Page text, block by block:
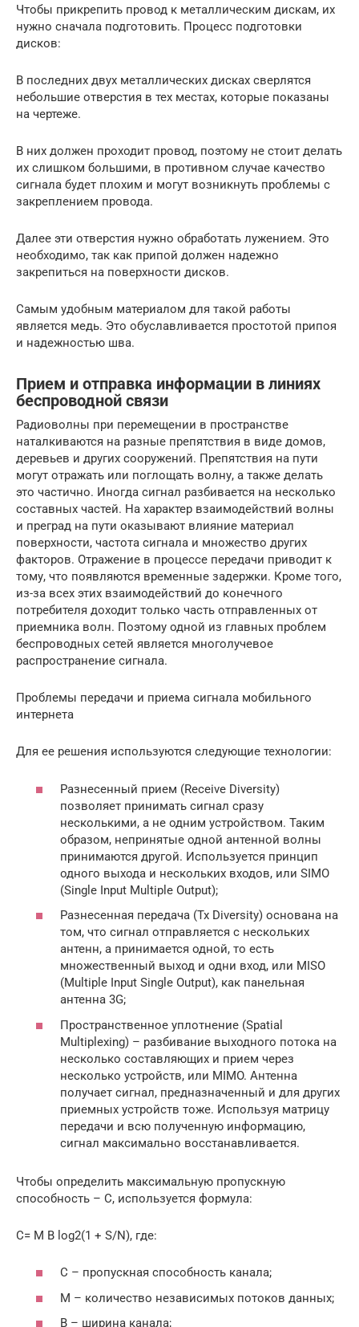
Чтобы прикрепить провод к металлическим дискам, их
нужно сначала подготовить. Процесс подготовки
дисков:
В последних двух металлических дисках сверлятся
небольшие отверстия в тех местах, которые показаны
на чертеже.
В них должен проходит провод, поэтому не стоит делать
их слишком большими, в противном случае качество
сигнала будет плохим и могут возникнуть проблемы с
закреплением провода.
Далее эти отверстия нужно обработать лужением. Это
необходимо, так как припой должен надежно
закрепиться на поверхности дисков.
Самым удобным материалом для такой работы
является медь. Это обуславливается простотой припоя
и надежностью шва.
Прием и отправка информации в линиях
беспроводной связи
Радиоволны при перемещении в пространстве
наталкиваются на разные препятствия в виде домов,
деревьев и других сооружений. Препятствия на пути
могут отражать или поглощать волну, а также делать
это частично. Иногда сигнал разбивается на несколько
составных частей. На характер взаимодействий волны
и преград на пути оказывают влияние материал
поверхности, частота сигнала и множество других
факторов. Отражение в процессе передачи приводит к
тому, что появляются временные задержки. Кроме того,
из-за всех этих взаимодействий до конечного
потребителя доходит только часть отправленных от
приемника волн. Поэтому одной из главных проблем
беспроводных сетей является многолучевое
распространение сигнала.
Проблемы передачи и приема сигнала мобильного
интернета
Для ее решения используются следующие технологии:
Разнесенный прием (Receive Diversity)
позволяет принимать сигнал сразу
несколькими, а не одним устройством. Таким
образом, непринятые одной антенной волны
принимаются другой. Используется принцип
одного выхода и нескольких входов, или SIMO
(Single Input Multiple Output);
Разнесенная передача (Tx Diversity) основана на
том, что сигнал отправляется с нескольких
антенн, а принимается одной, то есть
множественный выход и одни вход, или MISO
(Multiple Input Single Output), как панельная
антенна 3G;
Пространственное уплотнение (Spatial
Multiplexing) – разбивание выходного потока на
несколько составляющих и прием через
несколько устройств, или MIMO. Антенна
получает сигнал, предназначенный и для других
приемных устройств тоже. Используя матрицу
передачи и всю полученную информацию,
сигнал максимально восстанавливается.
Чтобы определить максимальную пропускную
способность – С, используется формула:
С= M B log2(1 + S/N), где:
C – пропускная способность канала;
M – количество независимых потоков данных;
B – ширина канала;